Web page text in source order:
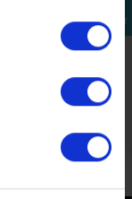
connecter